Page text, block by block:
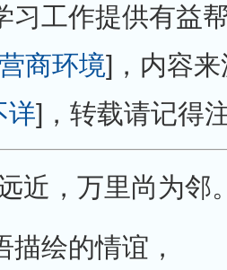
习工作提供有益
商环境]，内容
详]，转载请记得
，万里尚为邻
绘的情谊，